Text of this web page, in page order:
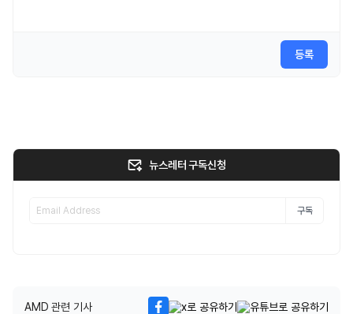
등록
뉴스레터 구독신청
구독
AMD 관련 기사